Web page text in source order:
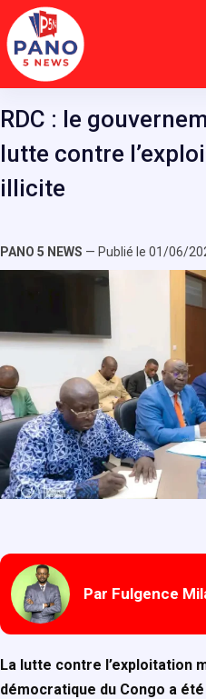
Passer
au
contenu
RDC : le
lutte contre
illicite
PANO 5 NEWS — Publié le 01/06/
Par Fulgence
La lutte contre l’exploitation
démocratique du Congo a